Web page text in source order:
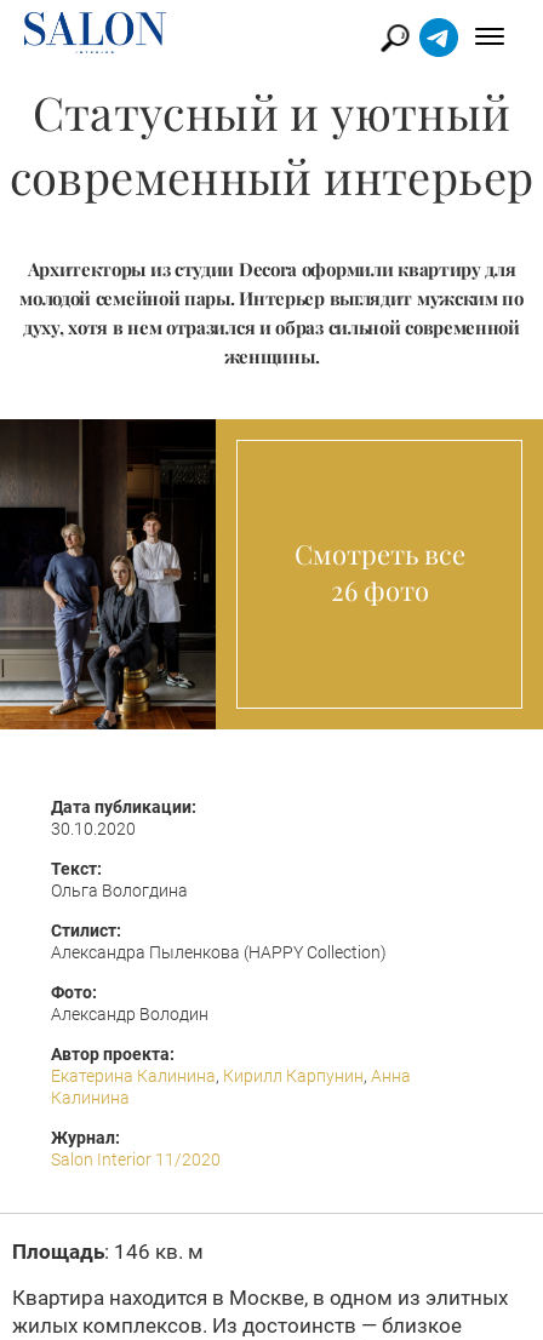
Статусный и уютный
современный интерьер
Архитекторы из студии Decora оформили квартиру для
молодой семейной пары. Интерьер выглядит мужским по
духу, хотя в нем отразился и образ сильной современной
женщины.
Смотреть все
26 фото
Дата публикации:
30.10.2020
Текст:
Ольга Вологдина
Стилист:
Александра Пыленкова (HAPPY Collection)
Фото:
Александр Володин
Автор проекта:
Екатерина Калинина, Кирилл Карпунин, Анна
Калинина
Журнал:
Salon Interior 11/2020
Площадь: 146 кв. м
Квартира находится в Москве, в одном из элитных
жилых комплексов. Из достоинств — близкое